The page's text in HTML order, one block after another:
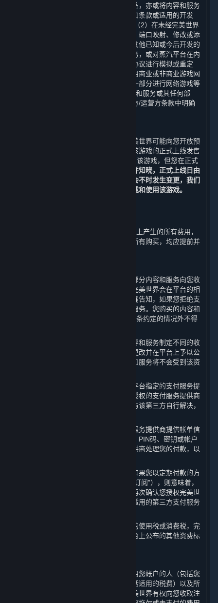
保，或向其他方转让内容和服务的复制品，亦或将内容和服务
出租或许可给他人使用，但本协议、附加条款或适用的开发
方/运营方条款中明确允许的情况除外；（2）在未经完美世界
事先书面同意的情况下，通过模拟协议、端口映射、修改或添
加内容和服务的组件、使用应用程序或其他已知或今后开发的
技术，为内容和服务搭建或提供匹配服务，或对蒸汽平台在内
容和服务的任何网络功能中使用的通信协议进行模拟或重定
向，用于在互联网上进行网络游戏、利用商业或非商业游戏网
络或作为内容聚合网络、网站或服务的一部分进行网络游戏等
用途；或（3）为任何商业目的利用内容和服务或其任何部
分，但本协议、附加条款或适用的开发方/运营方条款中明确
在某些游戏正式在平台上线发售前，完美世界可能向您开放预
购，在您付清全部预购款后，您可以在该游戏的正式上线发售
”）下载和使用该游戏，但您在正式
您理解并知晓，正式上线日由
该游戏开发方或游戏运营方决定并可能会不时发生变更，我们
无法承诺或保证您可以在正式上线日下载和使用该游戏。
除以下第3.G条规定的以外，在蒸汽平台上产生的所有费用，
以及使用蒸汽钱包（定义如下）进行的所有购买，均应提前并
使用平台是免费的，但是完美世界会就部分内容和服务向您收
取一定的费用。对于付费内容和服务，完美世界会在平台的相
应页面上将收费方式和资费标准向您明确告知，如果您拒绝支
付该费用，则您无法使用相应的内容和服务。您购买的内容和
服务一经付费即视为购买完成，除第3.G条约定的情况外不得
完美世界有权决定并可能会对不同的内容和服务制定不同的收
费方式和资费标准，并有权随时调整或更改并在平台上予以公
布，您在资费发生变动之前购买的内容和服务将不会受到该资
您在平台上购买内容和服务时，应通过平台指定的支付服务提
供商进行充值或付款。任何因通过未经授权的支付服务提供商
进行的充值或消费而导致的纠纷应由您与该第三方自行解决，
请您注意，当您向完美世界指定的支付服务提供商提供帐单信
息时，即意味着您是与该支付相关的卡、PIN码、密钥或帐户
的授权使用方，并且您授权支付服务提供商处理您的付款，以
对于具有约定使用期限的内容和服务，如果您以定期付款的方
式购买以继续使用（以下简称“定期付费订阅”），则意味着，
对于每一笔定期付款的金额，您同意并再次确认您授权完美世
界或其指定的支付服务提供商通过任何适用的第三方支付服务
如果您使用蒸汽平台需要缴纳任何类型的使用税或消费税，完
美世界会在内容和服务的资费标准和平台上公布的其他资费标
作为帐户持有人，您需要对您或任何使用您帐户的人（包括您
的家人或朋友）所产生的所有费用（包括适用的税费）以及所
有购买行为负责。如果您注销帐户，完美世界有权向您收取注